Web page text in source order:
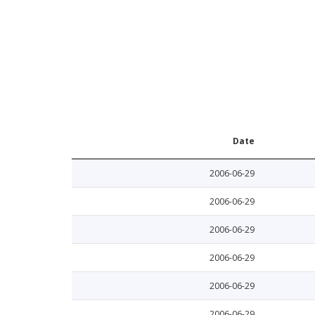
Date
2006-06-29
2006-06-29
2006-06-29
2006-06-29
2006-06-29